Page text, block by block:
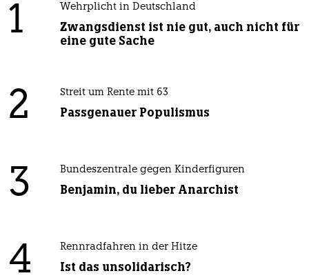
1 Wehrplicht in Deutschland
Zwangsdienst ist nie gut, auch nicht für
eine gute Sache
2 Streit um Rente mit 63
Passgenauer Populismus
3 Bundeszentrale gegen Kinderfiguren
Benjamin, du lieber Anarchist
4 Rennradfahren in der Hitze
Ist das unsolidarisch?